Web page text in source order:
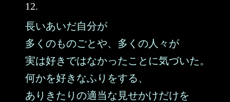
12.
長いあいだ自分が
多くのものごとや、多くの人々が
実は好きではなかったことに気づいた。
何かを好きなふりをする、
ありきたりの適当な見せかけだけを